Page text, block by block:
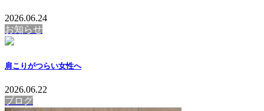
2026.06.24
お知らせ
肩こりがつらい女性へ
2026.06.22
ブログ